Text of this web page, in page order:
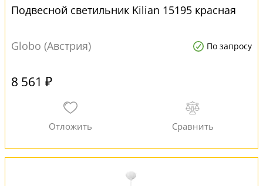
Подвесной светильник Kilian 15195 красная
Globo (Австрия) По запросу
8 561 ₽